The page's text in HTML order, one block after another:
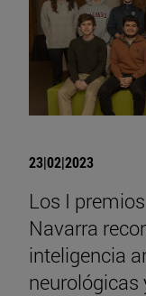
23|02|2023
Los I
Navarra
inteligencia
neurológicas